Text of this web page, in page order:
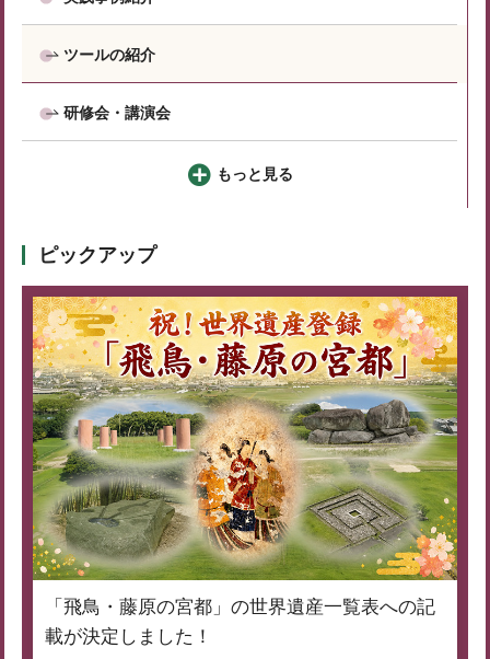
ツールの紹介
研修会・講演会
もっと見る
ピックアップ
「飛鳥・藤原の宮都」の世界遺産一覧表への記
載が決定しました！